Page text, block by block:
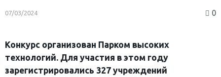
07/03/2024 0
Конкурс организован Парком высоких
технологий. Для участия в этом году
зарегистрировались 327 учреждений